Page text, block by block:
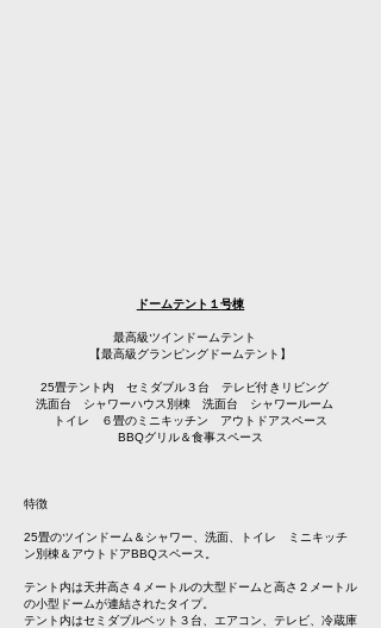
ドームテント １号棟
最高級ツインドームテント
【最高級グランピングドームテント】
25畳テント内 セミダブル３台 テレビ付きリビング
洗面台 シャワーハウス別棟 洗面台 シャワールーム
トイレ ６畳のミニキッチン アウトドアスペース
BBQグリル＆食事スペース
特徴
25畳のツインドーム＆シャワー、洗面、トイレ ミニキッチ
ン別棟＆アウトドアBBQスペース。
テント内は天井高さ４メートルの大型ドームと高さ２メートル
の小型ドームが連結されたタイプ。
テント内はセミダブルベット３台、エアコン、テレビ、冷蔵庫